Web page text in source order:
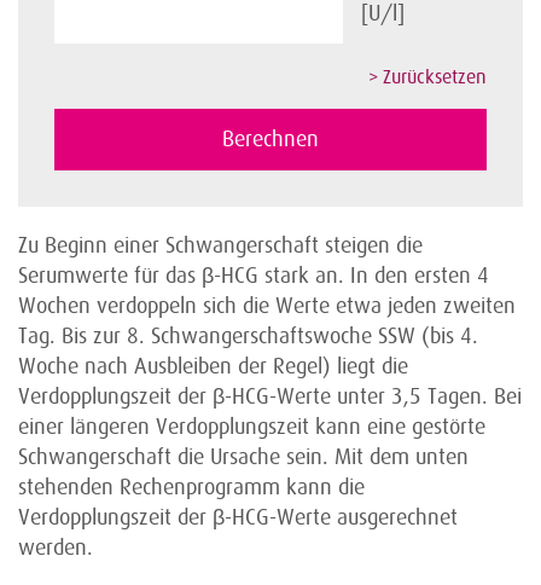
[U/l]
Zu Beginn einer Schwangerschaft steigen die
Serumwerte für das β-HCG stark an. In den ersten 4
Wochen verdoppeln sich die Werte etwa jeden zweiten
Tag. Bis zur 8. Schwangerschaftswoche SSW (bis 4.
Woche nach Ausbleiben der Regel) liegt die
Verdopplungszeit der β-HCG-Werte unter 3,5 Tagen. Bei
einer längeren Verdopplungszeit kann eine gestörte
Schwangerschaft die Ursache sein. Mit dem unten
stehenden Rechenprogramm kann die
Verdopplungszeit der β-HCG-Werte ausgerechnet
werden.